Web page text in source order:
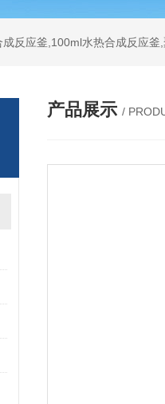
反应釜,100ml水热合成反应
产品展示 /